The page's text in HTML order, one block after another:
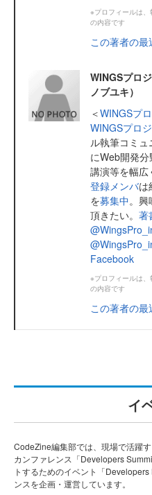
※プロフィールは
の内容です
この著者の
WINGSプロ
ノブユキ）
＜WINGSプ
WINGSプロ
ル執筆コミ
にWeb開発分
講演等を幅
登録メンバは
を募集中。
頂きたい。 著
Facebook
※プロフィールは
の内容です
この著者の
イ
CodeZine編集部では、現場で活躍
カンファレンス「Developers
トするためのイベント「
ンスを企画・運営しています。